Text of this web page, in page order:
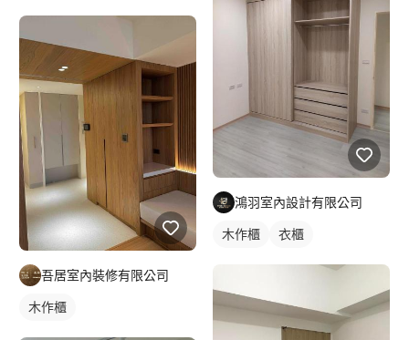
吾居室內裝修有限公司
木作櫃
鴻羽室內設計有限公司
木作櫃 衣櫃